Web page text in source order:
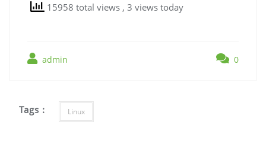
15958 total views , 3 views today
admin 0
Tags : Linux